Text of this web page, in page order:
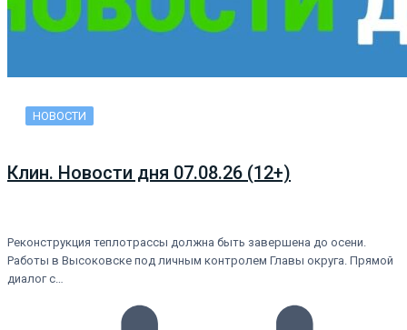
НОВОСТИ
Клин. Новости дня 07.08.26 (12+)
Реконструкция теплотрассы должна быть завершена до осени.
Работы в Высоковске под личным контролем Главы округа. Прямой
диалог с…